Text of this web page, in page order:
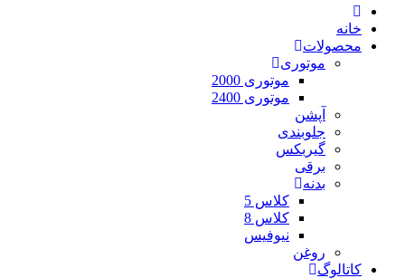
خانه
محصولات
موتوری
موتوری 2000
موتوری 2400
آپشن
جلوبندی
گیربکس
برقی
بدنه
کلاس 5
کلاس 8
نیوفیس
روغن
کاتالوگ